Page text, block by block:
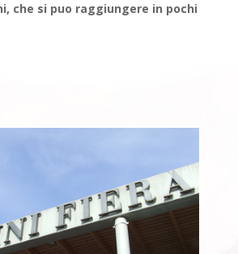
che si puo raggiungere in pochi